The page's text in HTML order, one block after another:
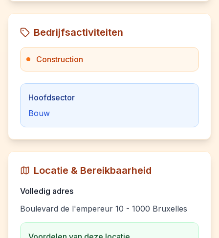
Bedrijfsactiviteiten
Construction
Hoofdsector
Bouw
Locatie & Bereikbaarheid
Volledig adres
Boulevard de l'empereur 10 - 1000 Bruxelles